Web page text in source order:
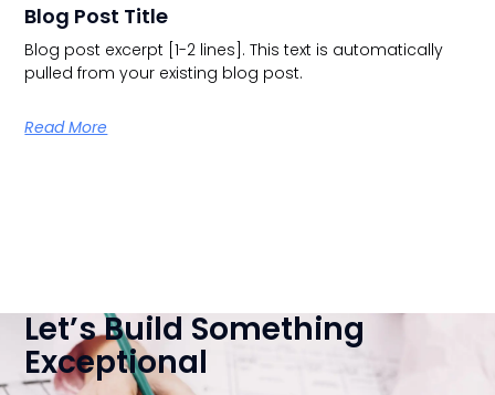
Blog Post Title
Blog post excerpt [1-2 lines]. This text is automatically
pulled from your existing blog post.
Read More
Let’s Build Something
Exceptional